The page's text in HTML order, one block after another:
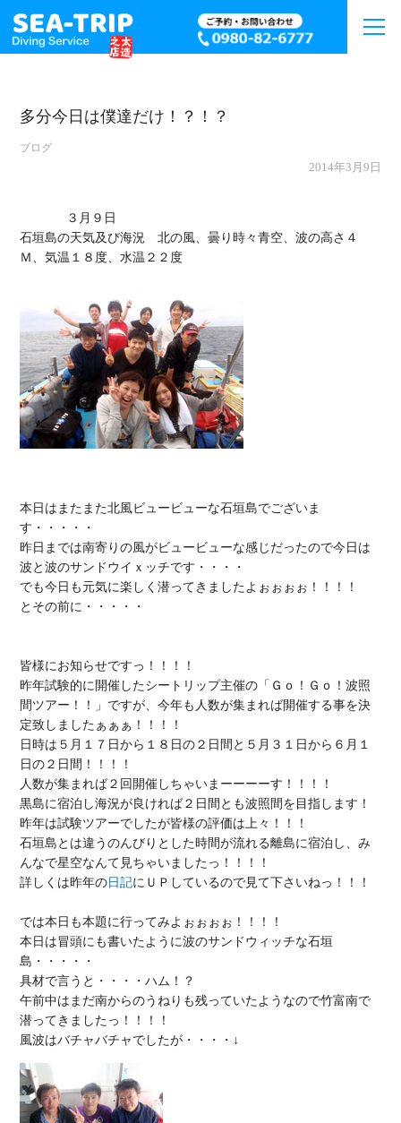
多分今日は僕達だけ！？！？
ブログ
2014年3月9日
石垣島の天気及び海況　北の風、曇り時々青空、波の高さ４
本日はまたまた北風ビュービューな石垣島でございま
す・・・・・
昨日までは南寄りの風がビュービューな感じだったので今日は
波と波のサンドウイｘッチです・・・・
でも今日も元気に楽しく潜ってきましたよぉぉぉぉ！！！！
とその前に・・・・・
皆様にお知らせですっ！！！！
昨年試験的に開催したシートリップ主催の「Ｇｏ！Ｇｏ！波照
間ツアー！！」ですが、今年も人数が集まれば開催する事を決
定致しましたぁぁぁ！！！！
日時は５月１７日から１８日の２日間と５月３１日から６月１
日の２日間！！！！
人数が集まれば２回開催しちゃいまーーーーす！！！！
黒島に宿泊し海況が良ければ２日間とも波照間を目指します！
昨年は試験ツアーでしたが皆様の評価は上々！！！
石垣島とは違うのんびりとした時間が流れる離島に宿泊し、み
んなで星空なんて見ちゃいましたっ！！！！
詳しくは昨年の 日記にＵＰしているので見て下さいねっ！！！
では本日も本題に行ってみよぉぉぉぉ！！！！
本日は冒頭にも書いたように波のサンドウィッチな石垣
島・・・・・
具材で言うと・・・・ハム！？
午前中はまだ南からのうねりも残っていたようなので竹富南で
潜ってきましたっ！！！！